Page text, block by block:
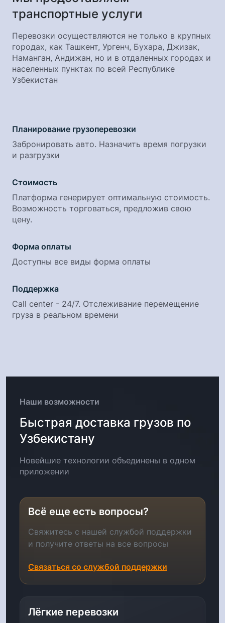
транспортные услуги
Перевозки осуществляются не только в крупных
городах, как Ташкент, Ургенч, Бухара, Джизак,
Наманган, Андижан, но и в отдаленных городах и
населенных пунктах по всей Республике
Узбекистан
Планирование грузоперевозки
Забронировать авто. Назначить время погрузки
и разгрузки
Стоимость
Платформа генерирует оптимальную стоимость.
Возможность торговаться, предложив свою
цену.
Форма оплаты
Доступны все виды форма оплаты
Поддержка
Call center - 24/7. Отслеживание перемещение
груза в реальном времени
Наши возможности
Быстрая доставка грузов по
Узбекистану
Новейшие технологии объединены в одном
приложении
Всё еще есть вопросы?
Свяжитесь с нашей службой поддержки
и получите ответы на все вопросы
Связаться со службой поддержки
Лёгкие перевозки